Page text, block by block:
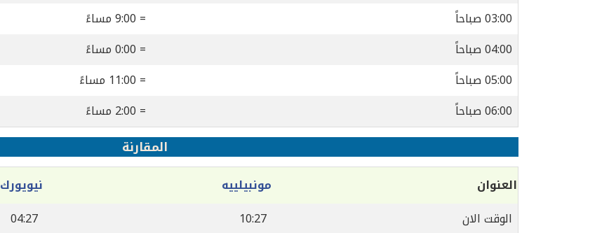
03:00 صباحاً
= 9:00 مساءً
04:00 صباحاً
= 0:00 مساءً
05:00 صباحاً
= 11:00 مساءً
06:00 صباحاً
= 2:00 مساءً
المقارنة
العنوان مونبيلييه
نيويورك
الوقت الان
10:27
04:27